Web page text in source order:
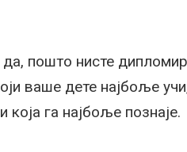
пошто нисте
ваше дете најбоље
која га најбоље познаје.